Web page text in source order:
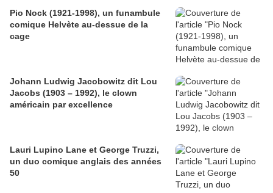
Pio Nock (1921-1998), un funambule
comique Helvète au-dessue de la
cage
Johann Ludwig Jacobowitz dit Lou
Jacobs (1903 – 1992), le clown
américain par excellence
Lauri Lupino Lane et George Truzzi,
un duo comique anglais des années
50